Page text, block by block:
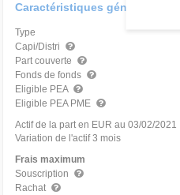
Caractéristiques générales
Type
Capi/Distri
Part couverte
Fonds de fonds
Eligible PEA
Eligible PEA PME
Actif de la part en EUR au 03/02/2021
Variation de l'actif 3 mois
Frais maximum
Souscription
Rachat